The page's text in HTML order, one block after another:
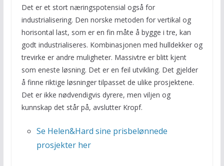
Det er et stort næringspotensial også for
industrialisering. Den norske metoden for vertikal og
horisontal last, som er en fin måte å bygge i tre, kan
godt industrialiseres. Kombinasjonen med hulldekker og
trevirke er andre muligheter. Massivtre er blitt kjent
som eneste løsning. Det er en feil utvikling. Det gjelder
å finne riktige løsninger tilpasset de ulike prosjektene.
Det er ikke nødvendigvis dyrere, men viljen og
kunnskap det står på, avslutter Kropf.
Se Helen&Hard sine prisbelønnede
prosjekter her